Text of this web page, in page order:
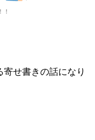
！
せ書きの話になり